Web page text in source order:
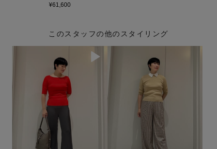
¥61,600
このスタッフの他のスタイリング